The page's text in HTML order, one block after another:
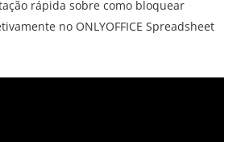
rápida sobre como bloquear
no ONLYOFFICE Spreadsheet